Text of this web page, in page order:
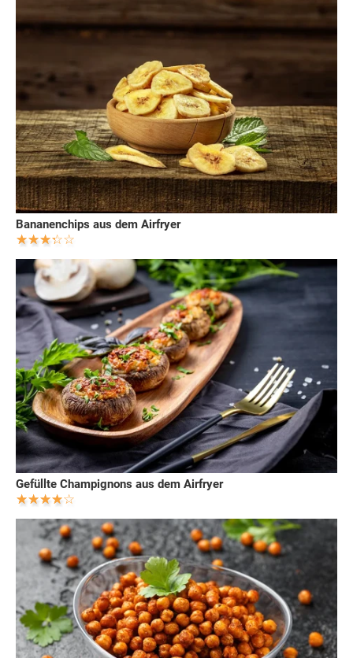
Bananenchips aus dem Airfryer
Gefüllte Champignons aus dem Airfryer